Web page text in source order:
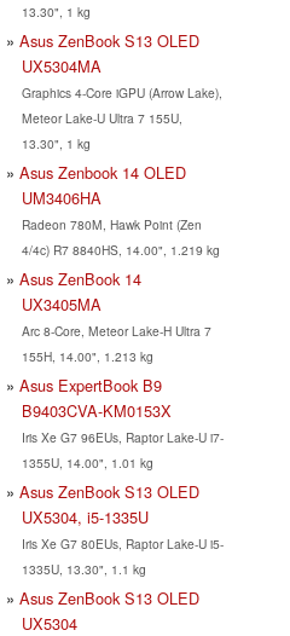
13.30", 1 kg
Asus ZenBook S13 OLED
UX5304MA
Graphics 4-Core iGPU (Arrow Lake),
Meteor Lake-U Ultra 7 155U,
13.30", 1 kg
Asus Zenbook 14 OLED
UM3406HA
Radeon 780M, Hawk Point (Zen
4/4c) R7 8840HS, 14.00", 1.219 kg
Asus ZenBook 14
UX3405MA
Arc 8-Core, Meteor Lake-H Ultra 7
155H, 14.00", 1.213 kg
Asus ExpertBook B9
B9403CVA-KM0153X
Iris Xe G7 96EUs, Raptor Lake-U i7-
1355U, 14.00", 1.01 kg
Asus ZenBook S13 OLED
UX5304, i5-1335U
Iris Xe G7 80EUs, Raptor Lake-U i5-
1335U, 13.30", 1.1 kg
Asus ZenBook S13 OLED
UX5304